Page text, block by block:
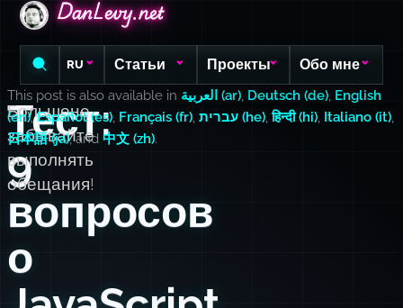
DanLevy.net
DanLevy.net
DanLevy.net
RU Статьи Проекты Обо мне
Тест:
9
вопросов
о
Большене
забывайте
выполнять
обещания!
This post is also available in العربية (ar), Deutsch (de), English
(en),Español (es), Français (fr), עברית (he),हिन्दी (hi), Italiano (it),
日本語 (ja), and 中文 (zh).